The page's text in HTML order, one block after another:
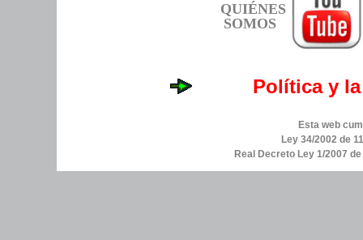
QUIÉNES
SOMOS
Política y
Esta web
Ley 34/2002 de
Real Decreto Ley 1/2007